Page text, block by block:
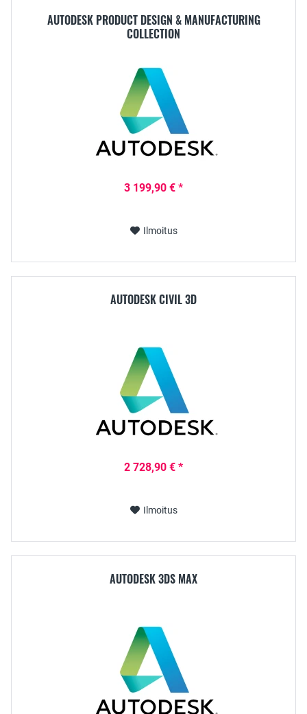
AUTODESK PRODUCT DESIGN & MANUFACTURING
COLLECTION
3 199,90 € *
Ilmoitus
AUTODESK CIVIL 3D
2 728,90 € *
Ilmoitus
AUTODESK 3DS MAX